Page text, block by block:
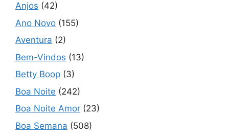
Anjos (42)
Ano Novo (155)
Aventura (2)
Bem-Vindos (13)
Betty Boop (3)
Boa Noite (242)
Boa Noite Amor (23)
Boa Semana (508)